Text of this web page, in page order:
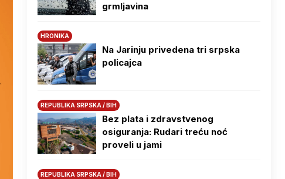
grmljavina
HRONIKA
Na Јarinju privedena tri srpska
policajca
REPUBLIKA SRPSKA / BIH
Bez plata i zdravstvenog
osiguranja: Rudari treću noć
proveli u jami
REPUBLIKA SRPSKA / BIH